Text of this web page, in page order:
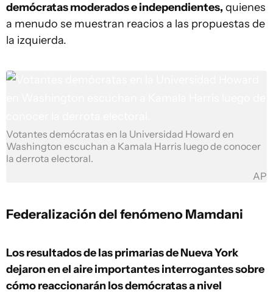
demócratas moderados e independientes, quienes
a menudo se muestran reacios a las propuestas de
la izquierda.
Votantes demócratas en la Universidad Howard en
Washington escuchan a Kamala Harris luego de conocer
la derrota electoral.
AP
Federalización del fenómeno Mamdani
Los resultados de las primarias de Nueva York
dejaron en el aire importantes interrogantes sobre
cómo reaccionarán los demócratas a nivel